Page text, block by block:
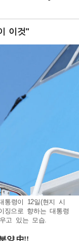
이것"
통령이 12일(현지 시
징으로 향하는 대통령
고 있는 모습.